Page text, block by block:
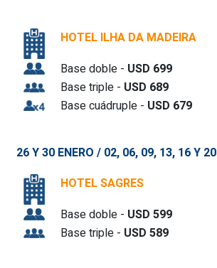
HOTEL ILHA DA MADEIRA
Base doble - USD 699
Base triple - USD 689
Base cuádruple - USD 679
26 Y 30 ENERO / 02, 06, 09, 13, 16 Y 20
HOTEL SAGRES
Base doble - USD 599
Base triple - USD 589